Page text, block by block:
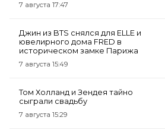
7 августа 17:47
Джин из BTS снялся для ELLE и
ювелирного дома FRED в
историческом замке Парижа
7 августа 15:49
Том Холланд и Зендея тайно
сыграли свадьбу
7 августа 15:29